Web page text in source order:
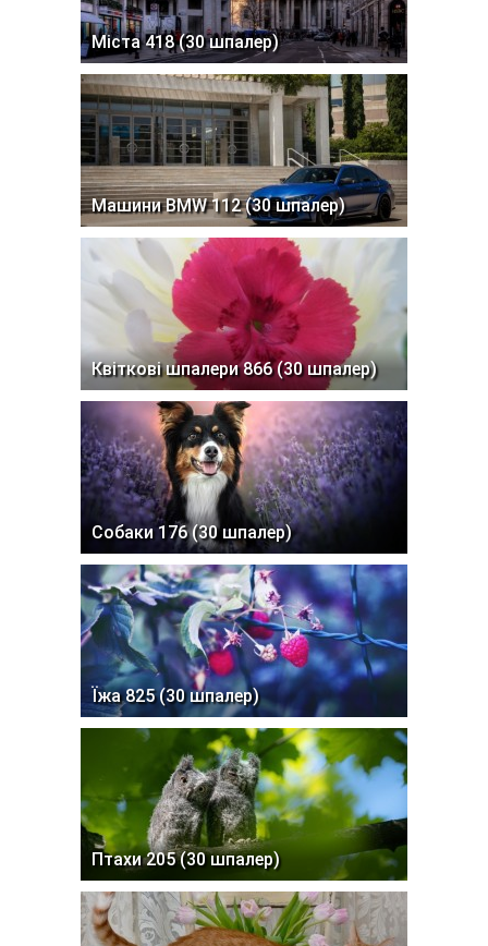
Міста 418 (30 шпалер)
Машини BMW 112 (30 шпалер)
Квіткові шпалери 866 (30 шпалер)
Собаки 176 (30 шпалер)
Їжа 825 (30 шпалер)
Птахи 205 (30 шпалер)